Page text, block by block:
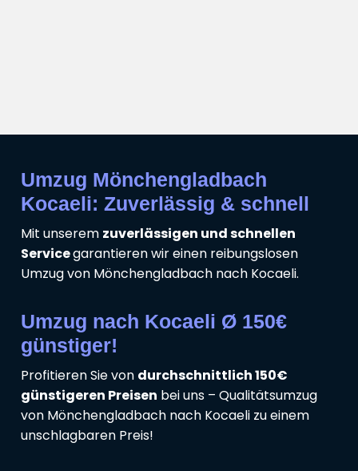
Umzug Mönchengladbach
Kocaeli: Zuverlässig & schnell
Mit unserem zuverlässigen und schnellen
Servicegarantieren wir einen reibungslosen
Umzug von Mönchengladbach nach Kocaeli.
Umzug nach Kocaeli Ø 150€
günstiger!
Profitieren Sie von durchschnittlich 150€
günstigeren Preisen bei uns – Qualitätsumzug
von Mönchengladbach nach Kocaeli zu einem
unschlagbaren Preis!